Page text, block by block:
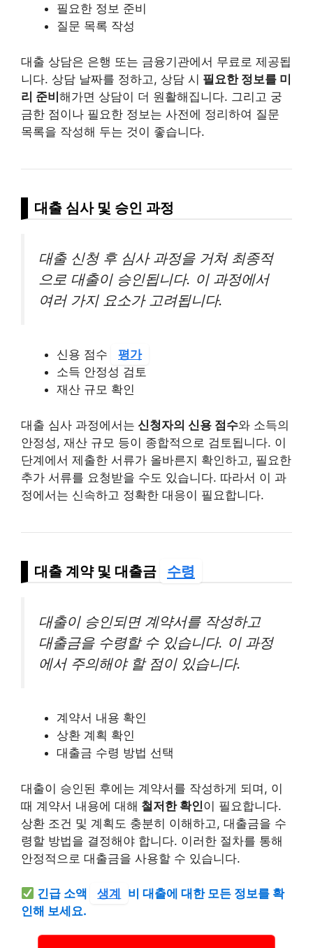
필요한 정보 준비
질문 목록 작성
대출 상담은 은행 또는 금융기관에서 무료로 제공됩
니다. 상담 날짜를 정하고, 상담 시 필요한 정보를 미
리 준비해가면 상담이 더 원활해집니다. 그리고 궁
금한 점이나 필요한 정보는 사전에 정리하여 질문
목록을 작성해 두는 것이 좋습니다.
대출 심사 및 승인 과정
대출 신청 후 심사 과정을 거쳐 최종적
으로 대출이 승인됩니다. 이 과정에서
여러 가지 요소가 고려됩니다.
신용 점수
평가
소득 안정성 검토
재산 규모 확인
대출 심사 과정에서는 신청자의 신용 점수와 소득의
안정성, 재산 규모 등이 종합적으로 검토됩니다. 이
단계에서 제출한 서류가 올바른지 확인하고, 필요한
추가 서류를 요청받을 수도 있습니다. 따라서 이 과
정에서는 신속하고 정확한 대응이 필요합니다.
대출 계약 및 대출금 수령
대출이 승인되면 계약서를 작성하고
대출금을 수령할 수 있습니다. 이 과정
에서 주의해야 할 점이 있습니다.
계약서 내용 확인
상환 계획 확인
대출금 수령 방법 선택
대출이 승인된 후에는 계약서를 작성하게 되며, 이
때 계약서 내용에 대해 철저한 확인이 필요합니다.
상환 조건 및 계획도 충분히 이해하고, 대출금을 수
령할 방법을 결정해야 합니다. 이러한 절차를 통해
안정적으로 대출금을 사용할 수 있습니다.
긴급 소액 생계
비 대출에 대한 모든 정보를 확
인해 보세요.